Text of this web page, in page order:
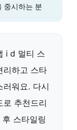
중시하는 분
i d 멀티 스
리하고 스타
러워요. 다시
로 추천드리
스타일링